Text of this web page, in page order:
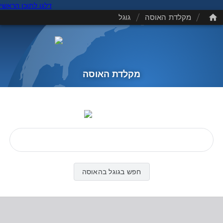
דלגו לתוכן הראשי
/ מקלדת האוסה / גוגל
מקלדת האוסה
חפש בגוגל בהאוסה